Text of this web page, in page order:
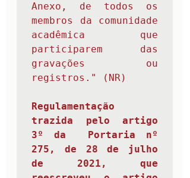
Anexo, de todos os
membros da comunidade
acadêmica que
participarem das
gravações ou
registros." (NR)
Regulamentação
trazida pelo artigo
3º da Portaria nº
275, de 28 de julho
de 2021 , que